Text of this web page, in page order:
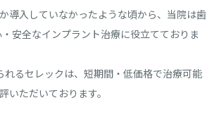
導入していなかったような頃から、当院は歯
安全なインプラント治療に役立てておりま
れるセレックは、短期間・低価格で治療可能
いただいております。